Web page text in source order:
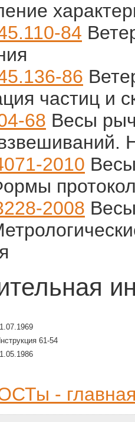
84
86
частиц и
68 Весы
2010
2008
61-54
-